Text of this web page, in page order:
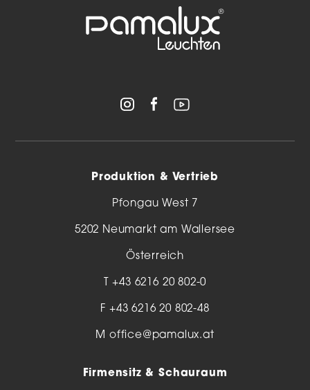
Produktion & Vertrieb
Pfongau West 7
5202 Neumarkt am Wallersee
Österreich
T+43 6216 20 802-0
F +43 6216 20 802-48
M office@pamalux.at
Firmensitz & Schauraum